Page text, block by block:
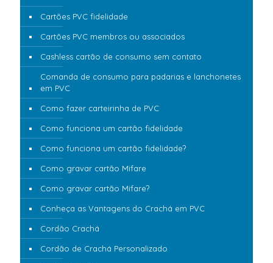
Cartões PVC fidelidade
Cartões PVC membros ou associados
Cashless cartão de consumo sem contato
Comanda de consumo para padarias e lanchonetes
em PVC
Como fazer carteirinha de PVC
Como funciona um cartão fidelidade
Como funciona um cartão fidelidade?
Como gravar cartão Mifare
Como gravar cartão Mifare?
Conheça as Vantagens do Crachá em PVC
Cordão Crachá
Cordão de Crachá Personalizado